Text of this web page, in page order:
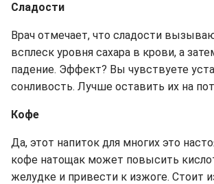
Сладости
Врач отмечает, что сладости
всплеск уровня сахара в крови, а
падение. Эффект? Вы чувствуете
сонливость. Лучше оставить их на
Кофе
Да, этот напиток для многих это
кофе натощак может повысить
желудке и привести к изжоге. Стоит